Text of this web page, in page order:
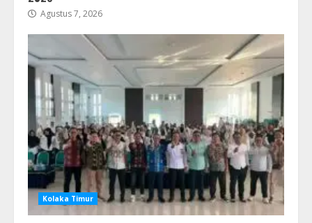
Agustus 7, 2026
Kolaka Timur